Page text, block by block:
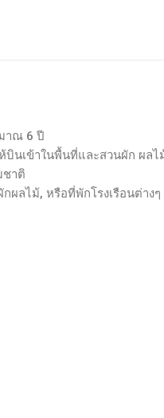
าณ 6 ปี
นเข้าในพื้นที่และสวนผัก ผลไ
ชาติ
ลไม้, หรือที่พักโรงเรือนต่างๆ